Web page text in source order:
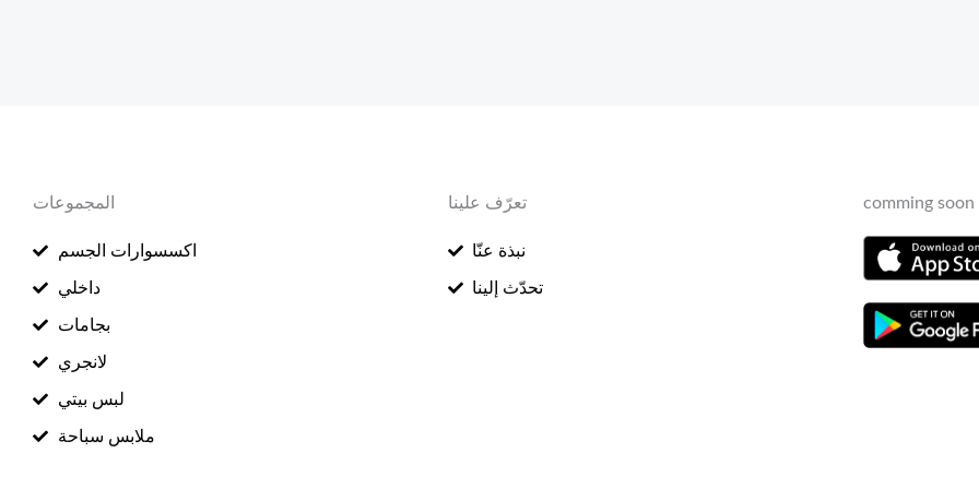
المجموعات
اكسسوارات الجسم
داخلي
بجامات
لانجري
لبس بيتي
ملابس سباحة
تعرّف علينا
نبذة عنّا
تحدّث إلينا
comming soon